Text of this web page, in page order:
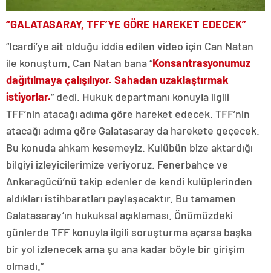
“GALATASARAY, TFF’YE GÖRE HAREKET EDECEK”
“Icardi’ye ait olduğu iddia edilen video için Can Natan
ile konuştum. Can Natan bana “Konsantrasyonumuz
dağıtılmaya çalışılıyor. Sahadan uzaklaştırmak
istiyorlar.” dedi. Hukuk departmanı konuyla ilgili
TFF’nin atacağı adıma göre hareket edecek. TFF’nin
atacağı adıma göre Galatasaray da harekete geçecek.
Bu konuda ahkam kesemeyiz. Kulübün bize aktardığı
bilgiyi izleyicilerimize veriyoruz. Fenerbahçe ve
Ankaragücü’nü takip edenler de kendi kulüplerinden
aldıkları istihbaratları paylaşacaktır. Bu tamamen
Galatasaray’ın hukuksal açıklaması. Önümüzdeki
günlerde TFF konuyla ilgili soruşturma açarsa başka
bir yol izlenecek ama şu ana kadar böyle bir girişim
olmadı.”